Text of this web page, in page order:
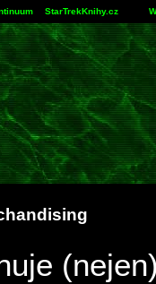
StarTrekKnihy.cz